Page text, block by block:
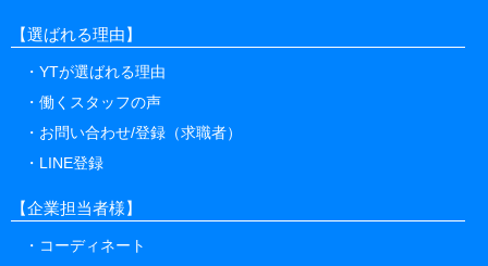
【選ばれる理由】
YTが選ばれる理由
働くスタッフの声
お問い合わせ/登録（求職者）
LINE登録
【企業担当者様】
コーディネート